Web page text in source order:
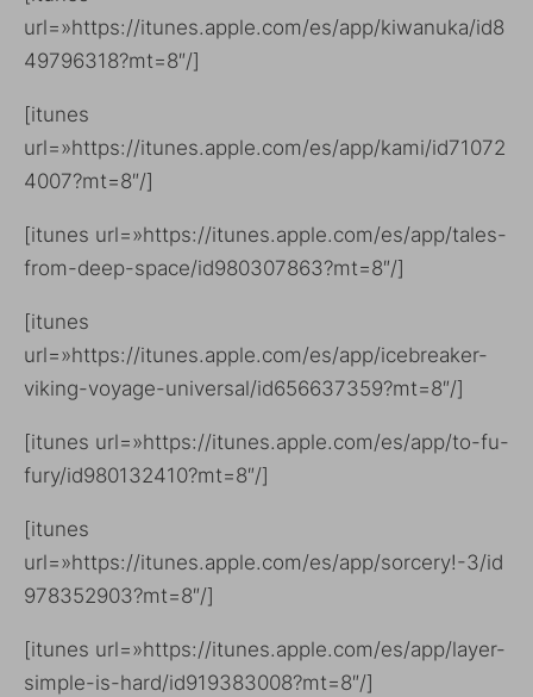
url=»https://itunes.apple.com/es/app/kiwanuka/id8
49796318?mt=8″/]
[itunes
url=»https://itunes.apple.com/es/app/kami/id71072
4007?mt=8″/]
[itunes url=»https://itunes.apple.com/es/app/tales-
from-deep-space/id980307863?mt=8″/]
[itunes
url=»https://itunes.apple.com/es/app/icebreaker-
viking-voyage-universal/id656637359?mt=8″/]
[itunes url=»https://itunes.apple.com/es/app/to-fu-
fury/id980132410?mt=8″/]
[itunes
url=»https://itunes.apple.com/es/app/sorcery!-3/id
978352903?mt=8″/]
[itunes url=»https://itunes.apple.com/es/app/layer-
simple-is-hard/id919383008?mt=8″/]